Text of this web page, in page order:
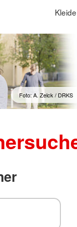
Foto: A. Zelck / DRKS